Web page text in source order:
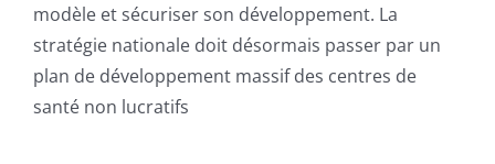
modèle et sécuriser son développement. La
stratégie nationale doit désormais passer par un
plan de développement massif des centres de
santé non lucratifs